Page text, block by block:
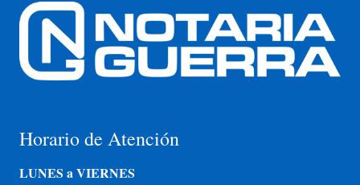
Horario de Atención
LUNES a VIERNES